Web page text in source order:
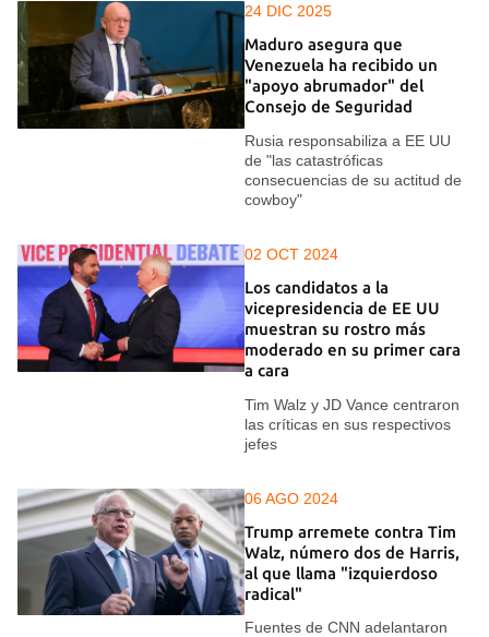
24 DIC 2025
Maduro asegura que
Venezuela ha recibido un
"apoyo abrumador" del
Consejo de Seguridad
Rusia responsabiliza a EE UU
de "las catastróficas
consecuencias de su actitud de
cowboy"
02 OCT 2024
Los candidatos a la
vicepresidencia de EE UU
muestran su rostro más
moderado en su primer cara
a cara
Tim Walz y JD Vance centraron
las críticas en sus respectivos
jefes
06 AGO 2024
Trump arremete contra Tim
Walz, número dos de Harris,
al que llama "izquierdoso
radical"
Fuentes de CNN adelantaron